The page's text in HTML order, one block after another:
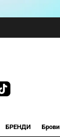
БРЕНДИ Брови